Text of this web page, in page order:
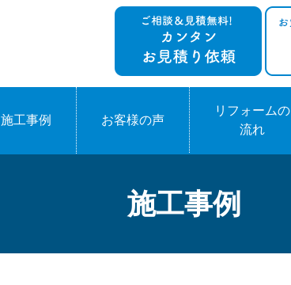
施工事例 お客様の声
リフォームの
流れ
施工事例